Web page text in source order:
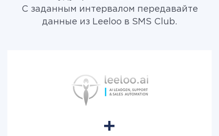
С заданным интервалом передавайте
данные из Leeloo в SMS Club.